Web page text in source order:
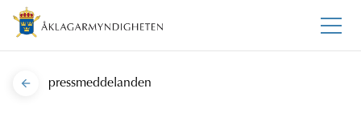
pressmeddelanden